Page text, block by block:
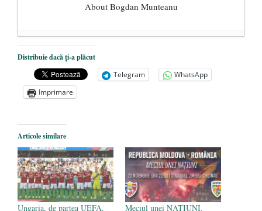
About Bogdan Munteanu
Paralele: ateul şi rugăciunea
octombrie 2020
Semne ale vremurilor sau actualitatea
dialogurilor lui Soloviov
Dinamica creşterii numărului de cazuri
COVID-19 – analiză şi explicaţii - 16 iulie
2020
Distribuie dacă ți-a plăcut
Telegram
WhatsApp
Imprimare
Articole similare
Ungaria, de partea UEFA,
Meciul unei NAȚIUNI.